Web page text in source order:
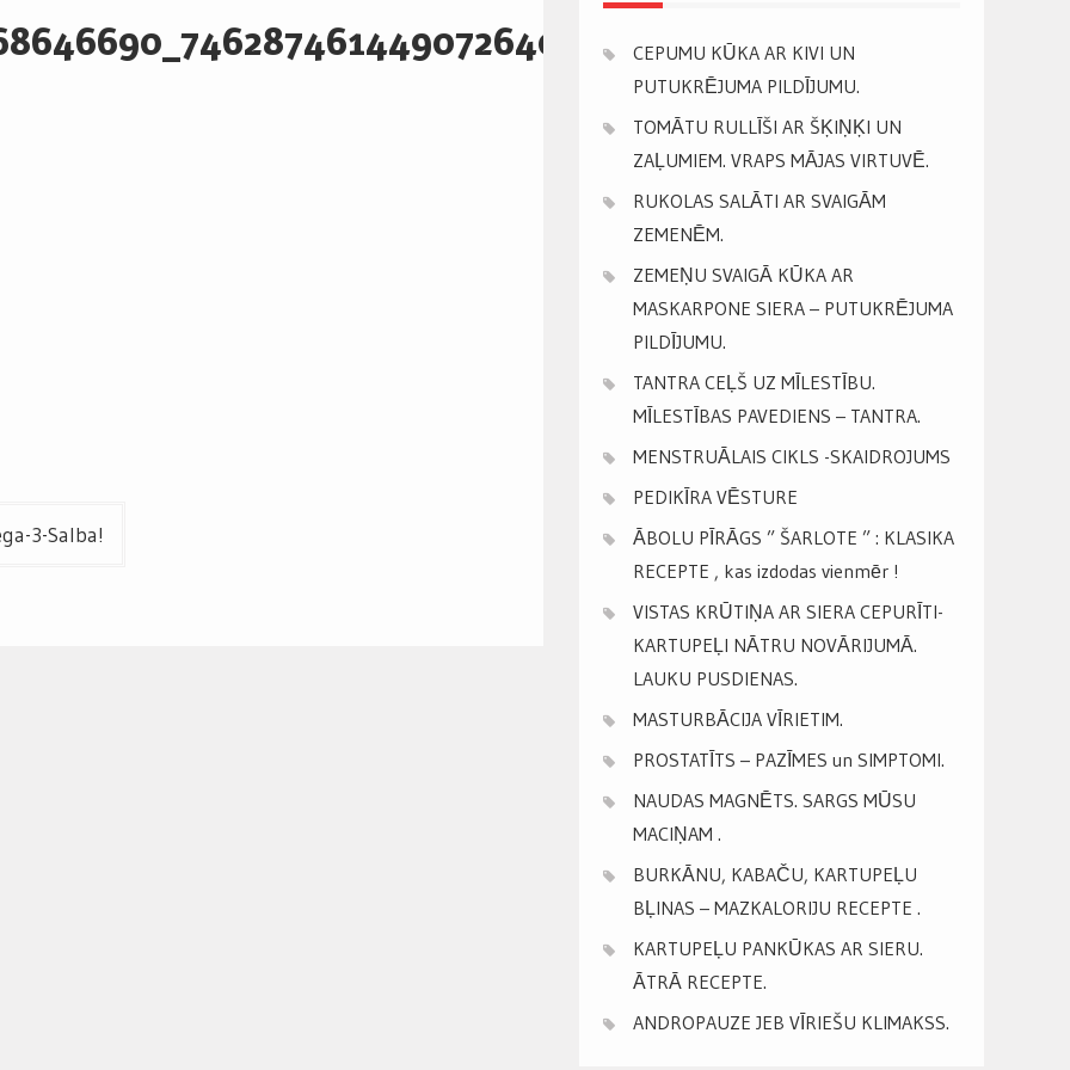
3-Salba!
CEPUMU KŪKA AR KIVI UN
PUTUKRĒJUMA PILDĪJUMU.
TOMĀTU RULLĪŠI AR ŠĶIŅĶI UN
ZAĻUMIEM. VRAPS MĀJAS VIRTUVĒ.
RUKOLAS SALĀTI AR SVAIGĀM
ZEMENĒM.
ZEMEŅU SVAIGĀ KŪKA AR
MASKARPONE SIERA – PUTUKRĒJUMA
PILDĪJUMU.
TANTRA CEĻŠ UZ MĪLESTĪBU.
MĪLESTĪBAS PAVEDIENS – TANTRA.
MENSTRUĀLAIS CIKLS -SKAIDROJUMS
PEDIKĪRA VĒSTURE
ĀBOLU PĪRĀGS ” ŠARLOTE ” : KLASIKA
RECEPTE , kas izdodas vienmēr !
VISTAS KRŪTIŅA AR SIERA CEPURĪTI-
KARTUPEĻI NĀTRU NOVĀRIJUMĀ.
LAUKU PUSDIENAS.
MASTURBĀCIJA VĪRIETIM.
PROSTATĪTS – PAZĪMES un SIMPTOMI.
NAUDAS MAGNĒTS. SARGS MŪSU
MACIŅAM .
BURKĀNU, KABAČU, KARTUPEĻU
BĻINAS – MAZKALORIJU RECEPTE .
KARTUPEĻU PANKŪKAS AR SIERU.
ĀTRĀ RECEPTE.
ANDROPAUZE JEB VĪRIEŠU KLIMAKSS.